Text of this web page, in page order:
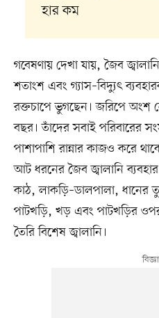
হার কম
গবেষণায় দেখা যায়, জৈব
শতাংশ এবং গ্যাস–বিদ্যুৎ
রক্তচাপে ভুগছেন। জরিপে অংশ
বছর। তাঁদের সবাই পরিবারের
পাশাপাশি রান্নার কাজও করে
আট ধরনের জৈব জ্বালানি
কাঠ, লাকড়ি–ডালপালা,
পাটখড়ি, খড় এবং পাটখড়ির
তৈরি বিশেষ জ্বালানি।